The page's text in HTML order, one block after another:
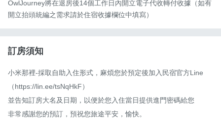
OwlJourney將在退房後14個工作日內開立電子代收轉付收據（如有
開立抬頭統編之需求請於住宿收據欄位中填寫）
訂房須知
小米那裡-採取自助入住形式，麻煩您於預定後加入民宿官方Line
（https://lin.ee/tsNqHkF）
並告知訂房大名及日期，以便於您入住當日提供進門密碼給您
非常感謝您的預訂，預祝您旅途平安，愉快。